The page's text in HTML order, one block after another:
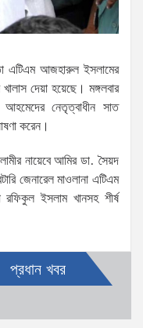
এটিএম আজহারুল ইসলামের
দেয়া হয়েছে। মঙ্গলবার
নেতৃত্বাধীন সাত
করেন।
নায়েবে আমির ডা. সৈয়দ
জেনারেল মাওলানা এটিএম
রফিকুল ইসলাম খানসহ শীর্ষ
প্রধান খবর